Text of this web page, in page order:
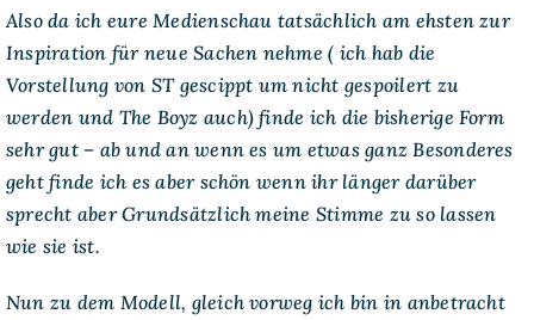
Also da ich eure Medienschau tatsächlich am ehsten zur
Inspiration für neue Sachen nehme ( ich hab die
Vorstellung von ST gescippt um nicht gespoilert zu
werden und The Boyz auch) finde ich die bisherige Form
sehr gut – ab und an wenn es um etwas ganz Besonderes
geht finde ich es aber schön wenn ihr länger darüber
sprecht aber Grundsätzlich meine Stimme zu so lassen
wie sie ist.
Nun zu dem Modell, gleich vorweg ich bin in anbetracht